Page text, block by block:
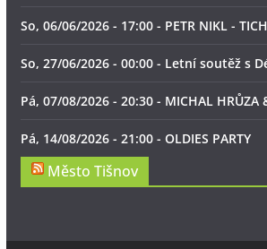
So, 06/06/2026 - 17:00 - PETR NIKL -
So, 27/06/2026 - 00:00 - Letní soutěž s
Pá, 07/08/2026 - 20:30 - MICHAL HRŮZA
Pá, 14/08/2026 - 21:00 - OLDIES PARTY
Město Tišnov